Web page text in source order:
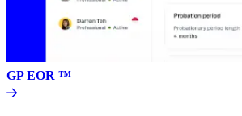
GP EOR ™​​